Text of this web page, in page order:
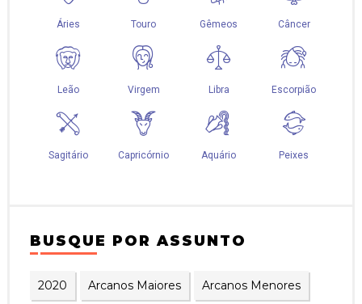
BUSQUE POR ASSUNTO
2020 Arcanos Maiores Arcanos Menores